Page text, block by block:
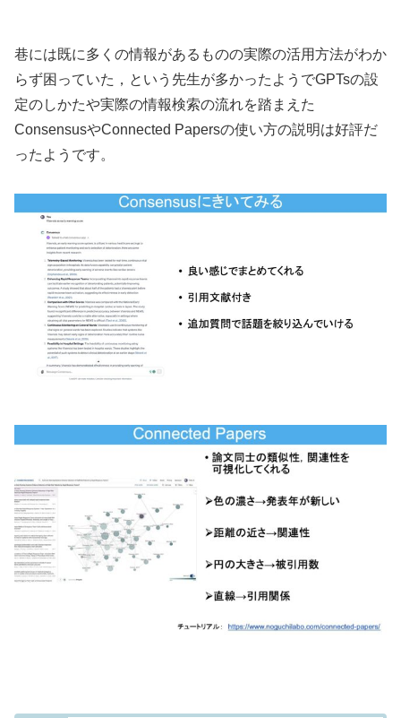
巷には既に多くの情報があるものの実際の活用方法がわか
らず困っていた，という先生が多かったようでGPTsの設
定のしかたや実際の情報検索の流れを踏まえた
ConsensusやConnected Papersの使い方の説明は好評だ
ったようです。